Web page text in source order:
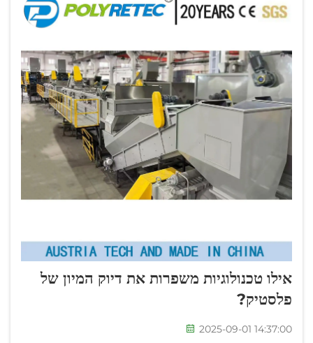
אילו טכנולוגיות משפרות את דיוק המיון של
פלסטיק?
2025-09-01 14:37:00